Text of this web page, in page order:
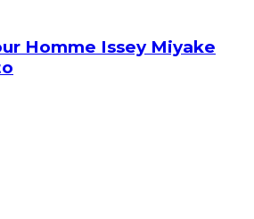
Homme Issey Miyake